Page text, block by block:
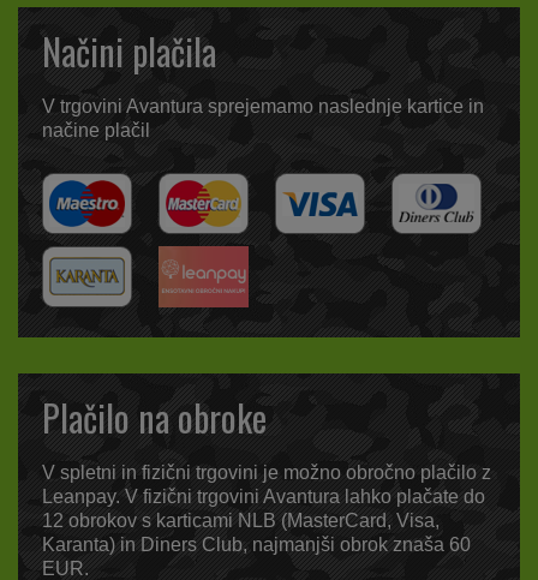
Načini plačila
V trgovini Avantura sprejemamo naslednje kartice in
načine plačil
Plačilo na obroke
V spletni in fizični trgovini je možno obročno plačilo z
Leanpay. V fizični trgovini Avantura lahko plačate do
12 obrokov s karticami NLB (MasterCard, Visa,
Karanta) in Diners Club, najmanjši obrok znaša 60
EUR.